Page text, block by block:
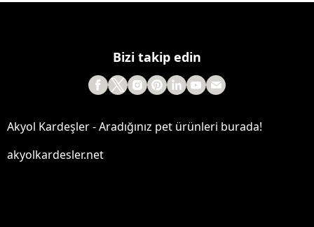
Bizi takip edin
Akyol Kardeşler - Aradığınız pet ürünleri burada!
akyolkardesler.net